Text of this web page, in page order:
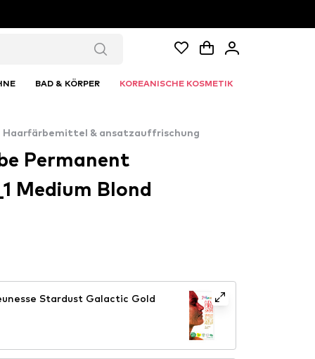
BAD & KÖRPER KOREANISCHE KOSMETIK
Haarfärbemittel & ansatzauffrischung
Permanent
Medium Blond
Stardust Galactic Gold